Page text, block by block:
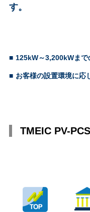
す。
■ 125kW～3,200kWまで
■ お客様の設置環境に応
TMEIC PV-